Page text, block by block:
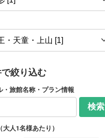
絞り込む
・旅館名称・プラン情報
検索
大人1名様あたり）